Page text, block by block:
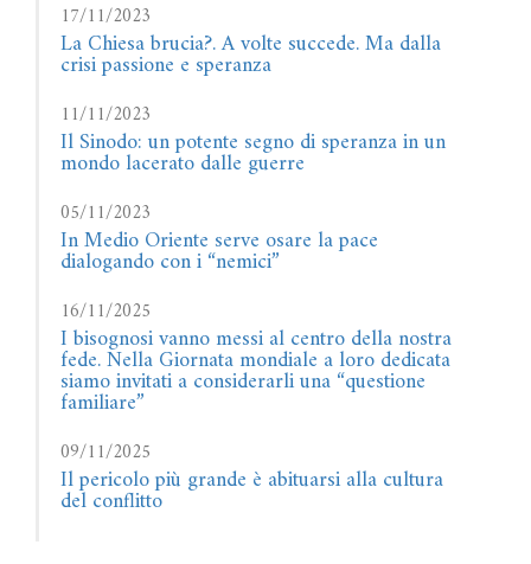
17/11/2023
La Chiesa brucia?. A volte succede. Ma dalla
crisi passione e speranza
11/11/2023
Il Sinodo: un potente segno di speranza in un
mondo lacerato dalle guerre
05/11/2023
In Medio Oriente serve osare la pace
dialogando con i “nemici”
16/11/2025
I bisognosi vanno messi al centro della nostra
fede. Nella Giornata mondiale a loro dedicata
siamo invitati a considerarli una “questione
familiare”
09/11/2025
Il pericolo più grande è abituarsi alla cultura
del conflitto